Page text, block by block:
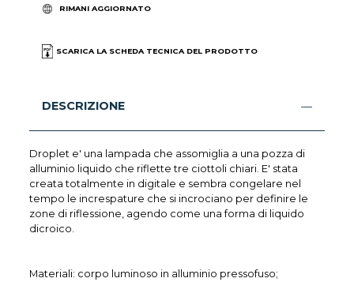
RIMANI AGGIORNATO
SCARICA LA SCHEDA TECNICA DEL PRODOTTO
DESCRIZIONE
Droplet e' una lampada che assomiglia a una pozza di
alluminio liquido che riflette tre ciottoli chiari. E' stata
creata totalmente in digitale e sembra congelare nel
tempo le increspature che si incrociano per definire le
zone di riflessione, agendo come una forma di liquido
dicroico.
Materiali: corpo luminoso in alluminio pressofuso;